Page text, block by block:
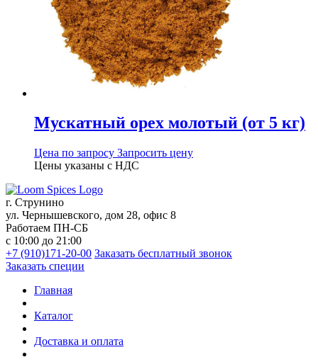
Мускатный орех молотый (от 5 кг)
Цена по запросу Запросить цену
Цены указаны с НДС
г. Струнино
ул. Чернышевского, дом 28, офис 8
Работаем ПН-СБ
с 10:00 до 21:00
+7 (910)171-20-00 Заказать бесплатный звонок
Заказать специи
Главная
Каталог
Доставка и оплата